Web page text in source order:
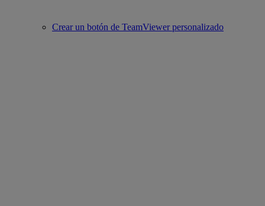
Crear un botón de TeamViewer personalizado